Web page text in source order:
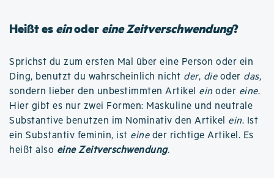
Heißt eseinodereine Zeitverschwendung?
Sprichst du zum ersten Mal über eine Person oder ein
Ding, benutzt du wahrscheinlich nicht der, dieoder das,
sondern lieber den unbestimmten Artikel ein oder eine.
Hier gibt es nur zwei Formen: Maskuline und neutrale
Substantive benutzen im Nominativ den Artikel ein. Ist
ein Substantiv feminin, ist eineder richtige Artikel. Es
heißt also eine Zeitverschwendung.